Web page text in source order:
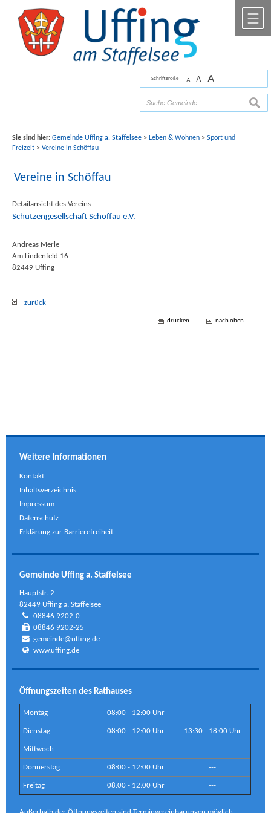
Schriftgröße A A A
Bilder mit freundlicher Unterstützung von FotografFlorian Werner
Sie sind hier: Gemeinde Uffing a. Staffelsee> Leben & Wohnen> Sport und
Freizeit> Vereine in Schöffau
Vereine in Schöffau
Detailansicht des Vereins
Schützengesellschaft Schöffau e.V.
Andreas Merle
Am Lindenfeld 16
82449 Uffing
zurück
drucken nach oben
Weitere Informationen
Kontakt
Inhaltsverzeichnis
Impressum
Datenschutz
Erklärung zur Barrierefreiheit
Gemeinde Uffing a. Staffelsee
Hauptstr. 2
82449 Uffing a. Staffelsee
08846 9202-0
08846 9202-25
gemeinde@uffing.de
www.uffing.de
Öffnungszeiten des Rathauses
Montag 08:00 - 12:00 Uhr ---
Dienstag 08:00 - 12:00 Uhr 13:30 - 18:00 Uhr
Mittwoch --- ---
Donnerstag 08:00 - 12:00 Uhr ---
Freitag 08:00 - 12:00 Uhr ---